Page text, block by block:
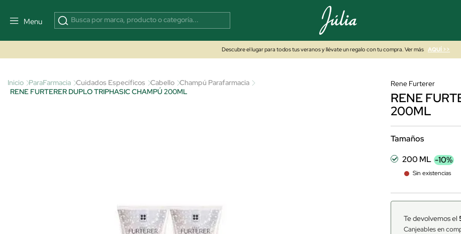
Menu
Descubre el lugar para todos tus veranos y llévate un regalo con tu compra. Ver más AQUÍ >>
Inicio ParaFarmacia Cuidados Específicos Cabello Champú Parafarmacia
RENE FURTERER DUPLO TRIPHASIC CHAMPÚ 200ML
Rene Furterer
RENE
200ML
Tamaños
200 ML -10%
Sin existencias
Te devolvemos el
Canjeables en